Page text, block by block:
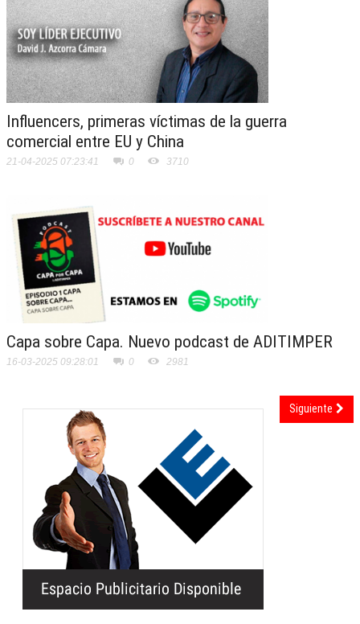
Influencers, primeras víctimas de la guerra
comercial entre EU y China
21-04-2025 07:23:41 0 3710
Capa sobre Capa. Nuevo podcast de ADITIMPER
16-03-2025 09:28:01 0 2981
Siguiente